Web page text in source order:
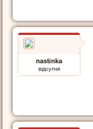
nastinka
відсутня